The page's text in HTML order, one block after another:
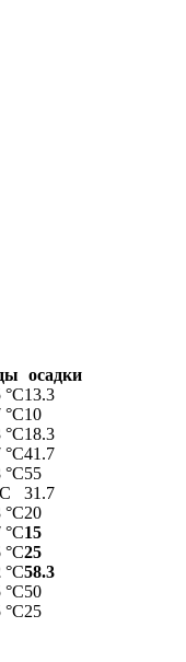
осадки
°C13.3
°C10
°C18.3
°C41.7
°C55
31.7
°C20
°C15
°C25
°C58.3
°C50
°C25